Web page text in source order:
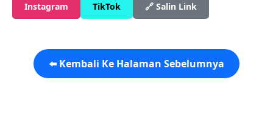
Instagram TikTok 🔗 Salin Link
⬅️ Kembali Ke Halaman Sebelumnya